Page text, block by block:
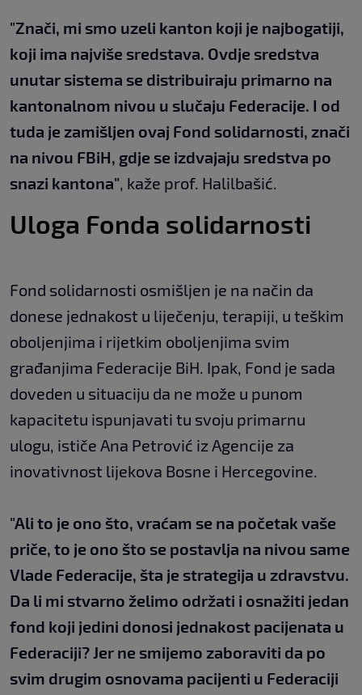
"Znači, mi smo uzeli kanton koji je najbogatiji,
koji ima najviše sredstava. Ovdje sredstva
unutar sistema se distribuiraju primarno na
kantonalnom nivou u slučaju Federacije. I od
tuda je zamišljen ovaj Fond solidarnosti, znači
na nivou FBiH, gdje se izdvajaju sredstva po
snazi kantona" , kaže prof. Halilbašić.
Uloga Fonda solidarnosti
Fond solidarnosti osmišljen je na način da
donese jednakost u liječenju, terapiji, u teškim
oboljenjima i rijetkim oboljenjima svim
građanjima Federacije BiH. Ipak, Fond je sada
doveden u situaciju da ne može u punom
kapacitetu ispunjavati tu svoju primarnu
ulogu, ističe Ana Petrović iz Agencije za
inovativnost lijekova Bosne i Hercegovine.
"Ali to je ono što, vraćam se na početak vaše
priče, to je ono što se postavlja na nivou same
Vlade Federacije, šta je strategija u zdravstvu.
Da li mi stvarno želimo održati i osnažiti jedan
fond koji jedini donosi jednakost pacijenata u
Federaciji? Jer ne smijemo zaboraviti da po
svim drugim osnovama pacijenti u Federaciji